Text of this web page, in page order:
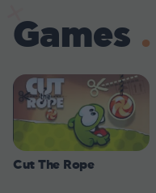
Games
Cut The Rope